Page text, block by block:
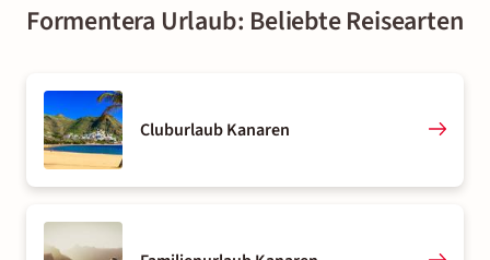
Formentera Urlaub: Beliebte Reisearten
Cluburlaub Kanaren